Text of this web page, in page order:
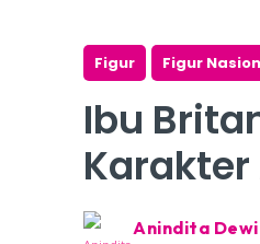
Figur Figur
Ibu
Anindita